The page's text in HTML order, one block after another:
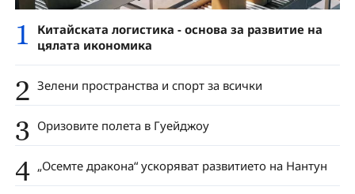
1
Китайската логистика - основа за развитие на
цялата икономика
2 Зелени пространства и спорт за всички
3 Оризовите полета в Гуейджоу
4 „Осемте дракона“ ускоряват развитието на Нантун